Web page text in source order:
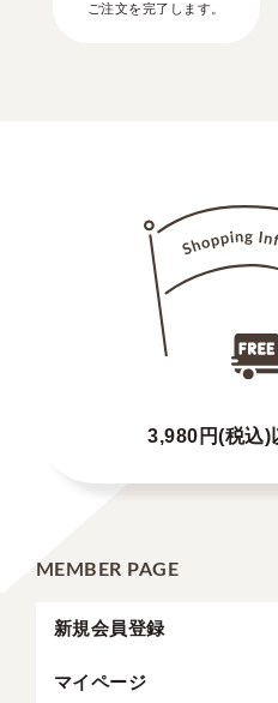
ご注文を完了します。
3,980円(税込)
MEMBER PAGE
新規会員登録
マイページ